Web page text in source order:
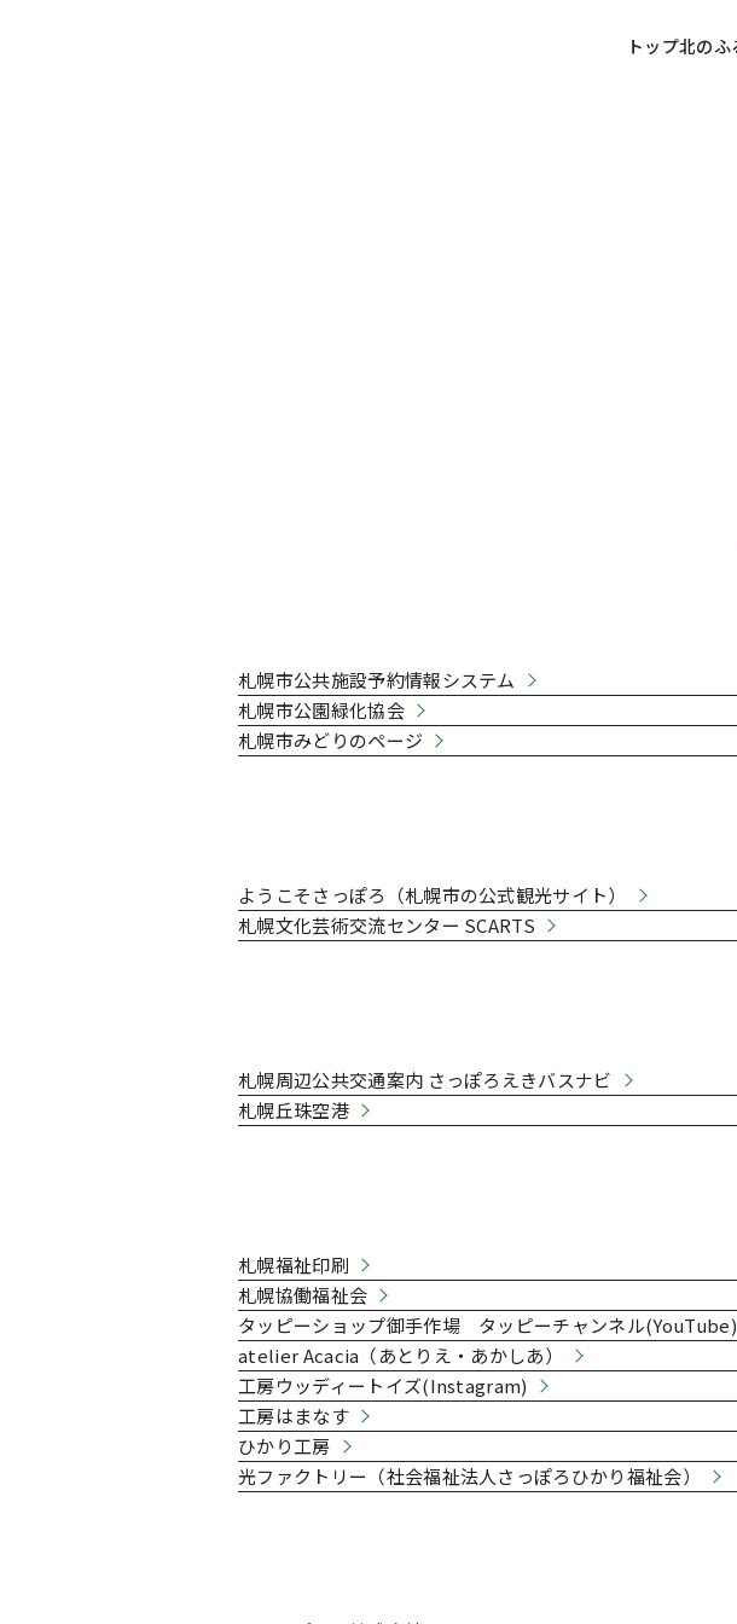
トップ北のふ
札幌市公共施設予約情報システム
札幌市公園緑化協会
札幌市みどりのページ
ようこそさっぽろ（札幌市の公式観光サイト）
札幌文化芸術交流センター SCARTS
札幌周辺公共交通案内 さっぽろえきバスナビ
札幌丘珠空港
札幌福祉印刷
札幌協働福祉会
タッピーショップ御手作場 タッピーチャンネル(YouTube)
atelier Acacia（あとりえ・あかしあ）
工房ウッディートイズ(Instagram)
工房はまなす
ひかり工房
光ファクトリー（社会福祉法人さっぽろひかり福祉会）